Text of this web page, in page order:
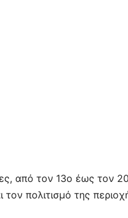
από τον 13ο έως τον
τον πολιτισμό της